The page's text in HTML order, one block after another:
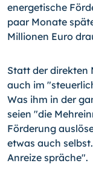
energetische
paar Monate
Millionen Euro
Statt der direkten
auch im
Was ihm in der
seien "die
Förderung
etwas auch
Anreize spräche".